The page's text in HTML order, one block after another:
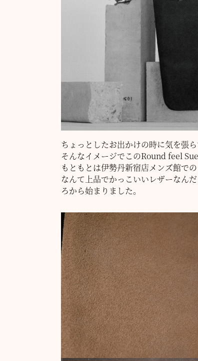
ちょっとしたお出かけの時に気を張
そんなイメージでこのRound feel
もともとは伊勢丹新宿店メンズ館で
なんて上品でかっこいいレザーなん
ろから始まりました。